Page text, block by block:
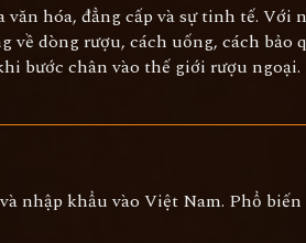
hóa, đẳng cấp và sự tinh tế. Với
dòng rượu, cách uống, cách bảo
bước chân vào thế giới rượu ngoại.
và nhập khẩu vào Việt Nam. Phổ